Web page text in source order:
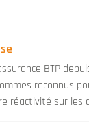
BTP
reconnus
réactivité sur les